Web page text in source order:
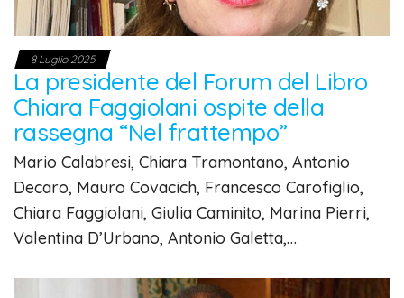
8 Luglio 2025
La presidente del Forum del Libro
Chiara Faggiolani ospite della
rassegna “Nel frattempo”
Mario Calabresi, Chiara Tramontano, Antonio
Decaro, Mauro Covacich, Francesco Carofiglio,
Chiara Faggiolani, Giulia Caminito, Marina Pierri,
Valentina D’Urbano, Antonio Galetta,…